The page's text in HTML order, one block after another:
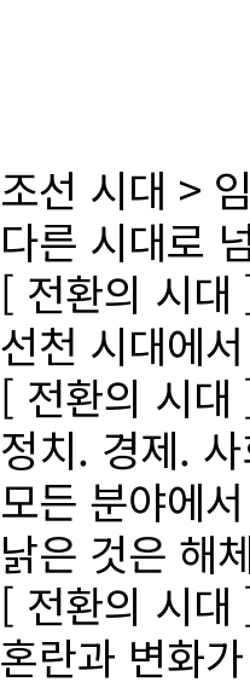
조선 시대 >
다른 시대로
[ 전환의 시대
선천 시대에
[ 전환의 시
정치. 경제.
모든 분야에서
낡은 것은 해
[ 전환의 시
혼란과 변화